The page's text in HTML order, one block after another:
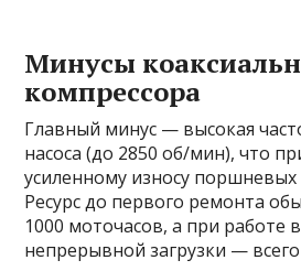
Минусы
компрессора
Главный минус — высокая
насоса (до 2850 об/мин), что
усиленному износу
Ресурс до первого ремонта
1000 моточасов, а при работе
непрерывной загрузки — всего